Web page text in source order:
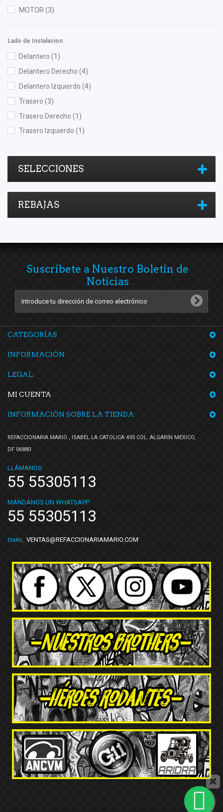
MOTOR (3)
Lado de Instalacion
Delantero (1)
Delantero Derecho (4)
Delantero Izquierdo (4)
Trasero (3)
Trasero Derecho (1)
Trasero Izquierdo (1)
SELECCIONES
REBAJAS
Suscríbete a Nuestro Boletín de
Noticias
CATEGORÍAS
INFORMACIÓN
LEGAL
MI CUENTA
INFORMACIÓN SOBRE LA TIENDA
REFACCIONARIA MARIO , ISABEL LA CATOLICA 495 COL. ALGARÍN MEXICO,
DF 06880
LLÁMANOS:
55 55305113
MÁNDANOS UN WHATSAPP:
55 55305113
EMAIL: VENTAS@REFACCIONARIAMARIO.COM